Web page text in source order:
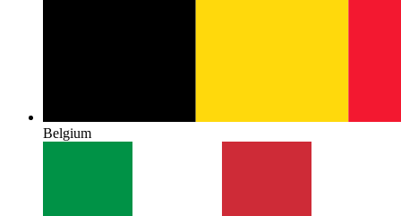
Belgium